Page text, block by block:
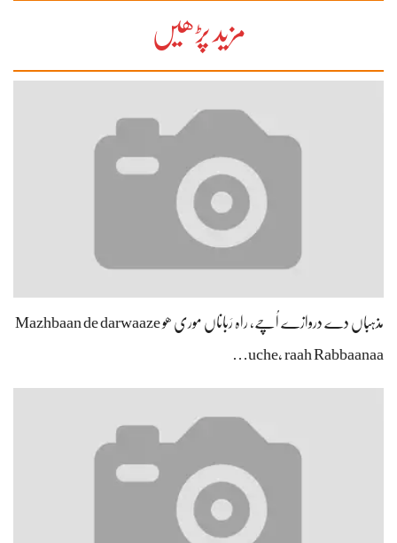
مزید پڑھیں
مذہباں دے دروازے اُچے، راہ رَباناں موری ھو Mazhbaan de darwaaze
uche, raah Rabbaanaa…